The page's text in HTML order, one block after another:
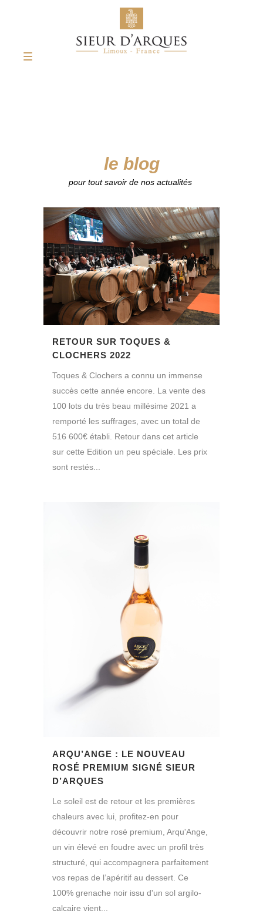
le blog
pour tout savoir de nos actualités
RETOUR SUR TOQUES &
CLOCHERS 2022
Toques & Clochers a connu un immense
succès cette année encore. La vente des
100 lots du très beau millésime 2021 a
remporté les suffrages, avec un total de
516 600€ établi. Retour dans cet article
sur cette Edition un peu spéciale. Les prix
sont restés...
ARQU’ANGE : LE NOUVEAU
ROSÉ PREMIUM SIGNÉ SIEUR
D’ARQUES
Le soleil est de retour et les premières
chaleurs avec lui, profitez-en pour
découvrir notre rosé premium, Arqu'Ange,
un vin élevé en foudre avec un profil très
structuré, qui accompagnera parfaitement
vos repas de l’apéritif au dessert. Ce
100% grenache noir issu d'un sol argilo-
calcaire vient...